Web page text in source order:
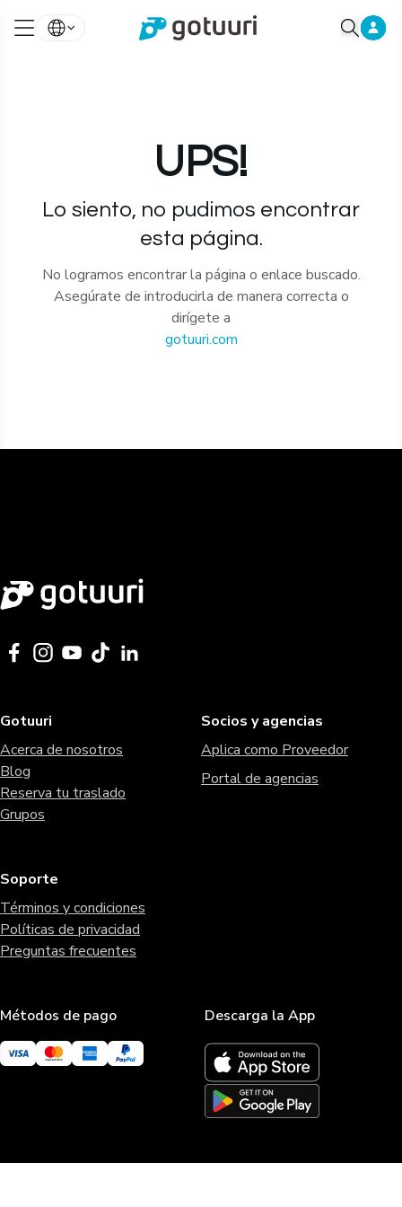
UPS!
Lo siento, no pudimos encontrar
esta página.
No logramos encontrar la página o enlace buscado.
Asegúrate de introducirla de manera correcta o
dirígete a
gotuuri.com
Gotuuri
Acerca de nosotros
Blog
Reserva tu traslado
Grupos
Socios y agencias
Aplica como Proveedor
Portal de agencias
Soporte
Términos y condiciones
Políticas de privacidad
Preguntas frecuentes
Métodos de pago Descarga la App